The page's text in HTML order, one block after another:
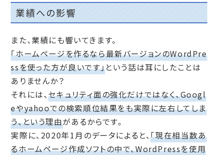
業績への影響
また、業績にも響いてきます。
「ホームページを作るなら最新バージョンのWordPre
ssを使った方が良いです」という話は耳にしたことは
ありませんか？
それには、セキュリティ面の強化だけではなく、Googl
eやyahooでの検索順位結果をも実際に左右してしま
う、という理由があるからです。
実際に、2020年1月のデータによると、「現在相当数あ
るホームページ作成ソフトの中で、WordPressを使用